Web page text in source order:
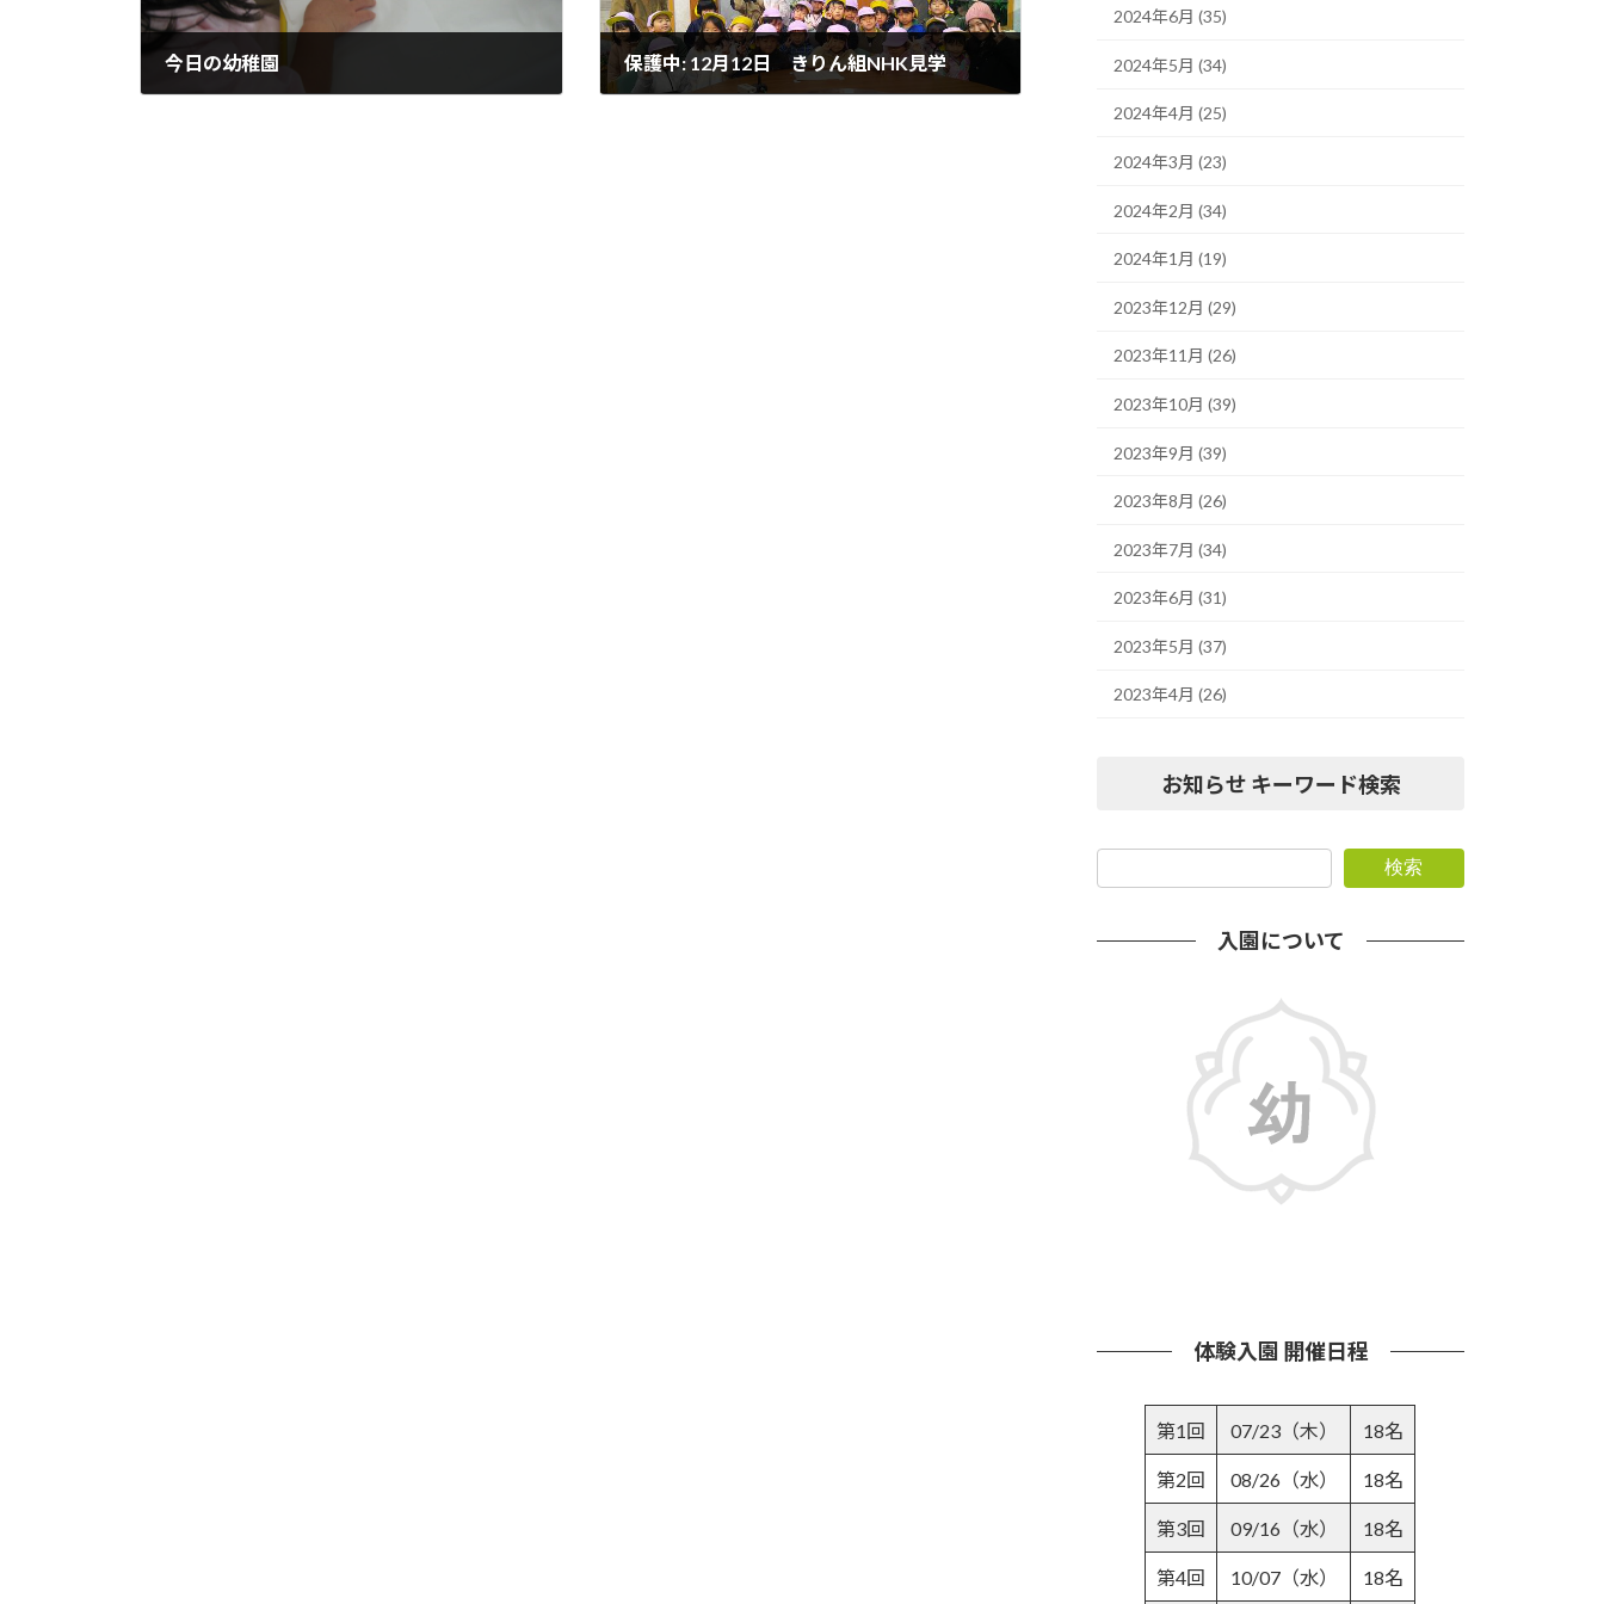
今日の幼稚園 保護中: 12月12日 きりん組NHK見学
2024年6月 (35)
2024年5月 (34)
2024年4月 (25)
2024年3月 (23)
2024年2月 (34)
2024年1月 (19)
2023年12月 (29)
2023年11月 (26)
2023年10月 (39)
2023年9月 (39)
2023年8月 (26)
2023年7月 (34)
2023年6月 (31)
2023年5月 (37)
2023年4月 (26)
お知らせ キーワード検索
検索
入園について
体験入園 開催日程
第1回 07/23（木） 18名
第2回 08/26（水） 18名
第3回 09/16（水） 18名
第4回 10/07（水） 18名